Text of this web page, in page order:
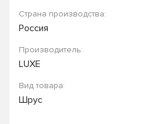
Страна производства:
Россия
Производитель:
LUXE
Вид товара:
Шрус